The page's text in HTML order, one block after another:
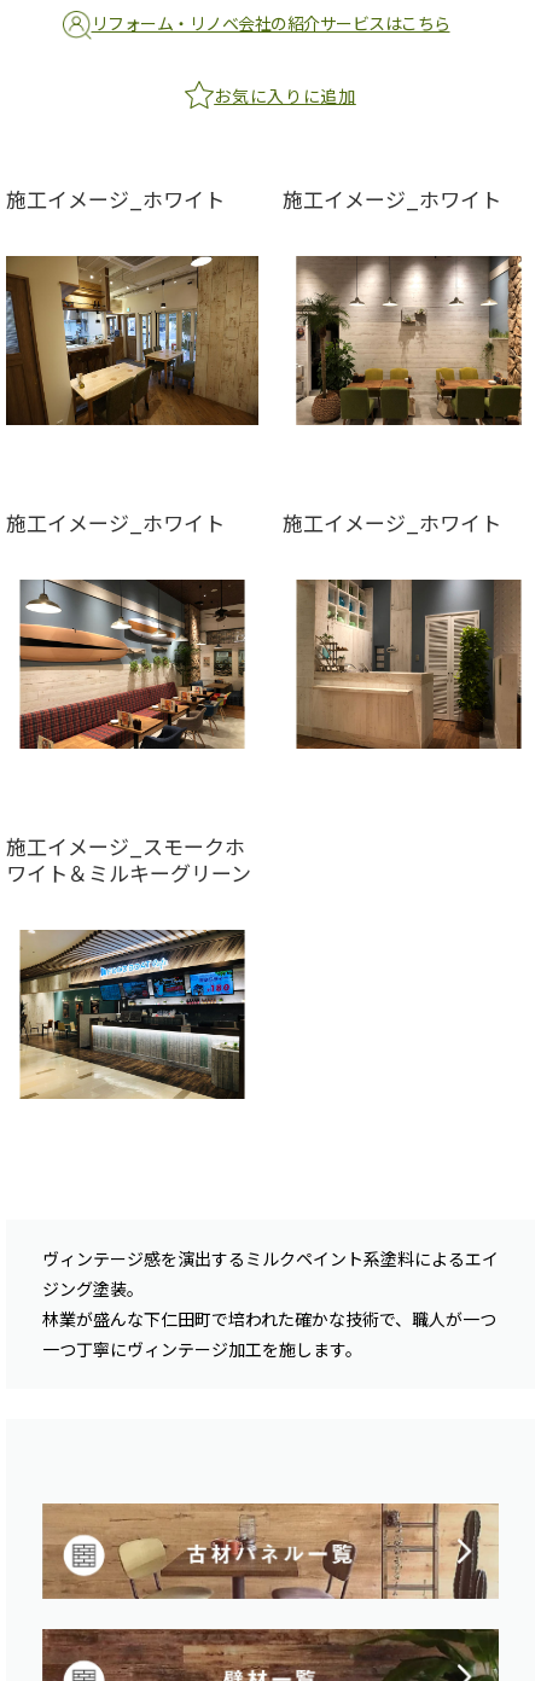
リフォーム・リノベ会社の紹介サービスはこちら
お気に入りに追加
施工イメージ_ホワイト 施工イメージ_ホワイト
施工イメージ_ホワイト 施工イメージ_ホワイト
施工イメージ_スモークホ
ワイト＆ミルキーグリーン
ヴィンテージ感を演出するミルクペイント系塗料によるエイ
ジング塗装。
林業が盛んな下仁田町で培われた確かな技術で、職人が一つ
一つ丁寧にヴィンテージ加工を施します。